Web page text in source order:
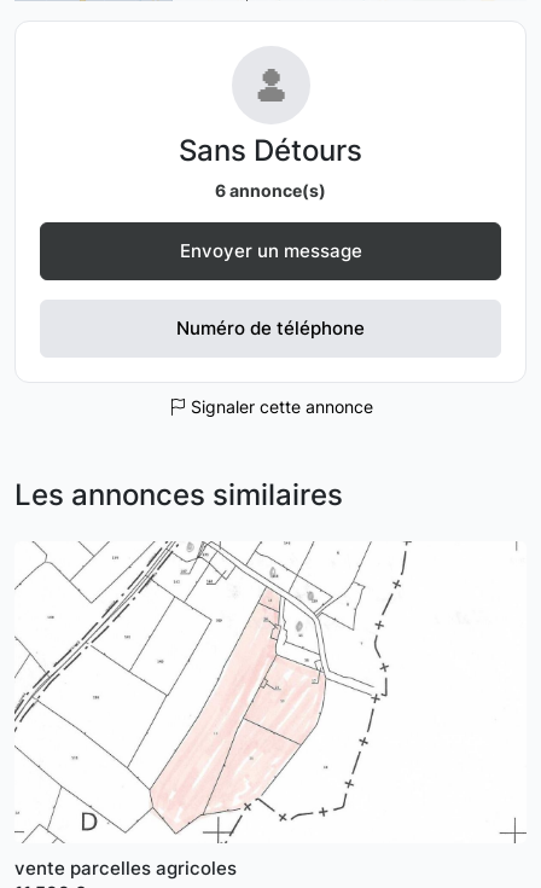
Sans Détours
6 annonce(s)
Envoyer un message
Numéro de téléphone
Signaler cette annonce
Les annonces similaires
vente parcelles agricoles